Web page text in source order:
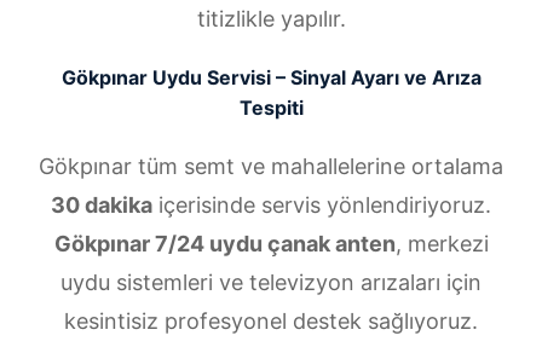
titizlikle yapılır.
Gökpınar Uydu Servisi – Sinyal Ayarı ve Arıza
Tespiti
Gökpınar tüm semt ve mahallelerine ortalama
30 dakika içerisinde servis yönlendiriyoruz.
Gökpınar 7/24 uydu çanak anten, merkezi
uydu sistemleri ve televizyon arızaları için
kesintisiz profesyonel destek sağlıyoruz.